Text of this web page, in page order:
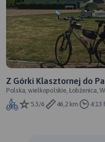
Z Górki Klasztornej do
Wyrzyska
Polska, wielkopolskie, Łobżenica,
5.3/6
46,2 km 4:13